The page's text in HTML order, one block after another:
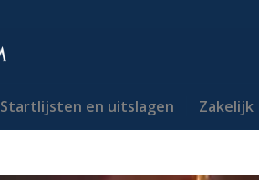
Startlijsten en uitslagen Zakelijk